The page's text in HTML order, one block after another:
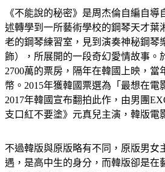
《不能說的秘密》是周杰倫自編自
述轉學到一所藝術學校的鋼琴天才葉
老的鋼琴練習室，見到演奏神秘鋼琴
飾），所展開的一段奇幻愛情故事。
2700萬的票房，隔年在韓國上映，當
幣。2015年獲韓國票選為「最想在電
2017年韓國宣布翻拍此作，由男團
支口紅不要塗》元真兒主演，韓版電
不過韓版與原版略有不同，原版男女
遇，是高中生的身分，而韓版卻是在